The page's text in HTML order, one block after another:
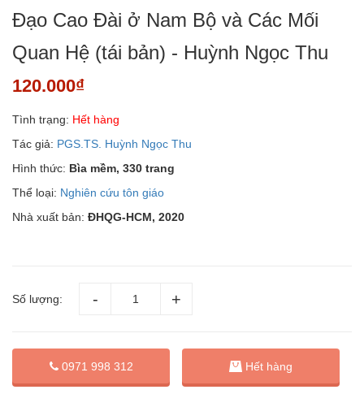
Đạo Cao Đài ở Nam Bộ và Các Mối
Quan Hệ (tái bản) - Huỳnh Ngọc Thu
120.000₫
Tình trạng: Hết hàng
Tác giả: PGS.TS. Huỳnh Ngọc Thu
Hình thức: Bìa mềm, 330 trang
Thể loại: Nghiên cứu tôn giáo
Nhà xuất bản: ĐHQG-HCM, 2020
Số lượng:
0971 998 312 Hết hàng